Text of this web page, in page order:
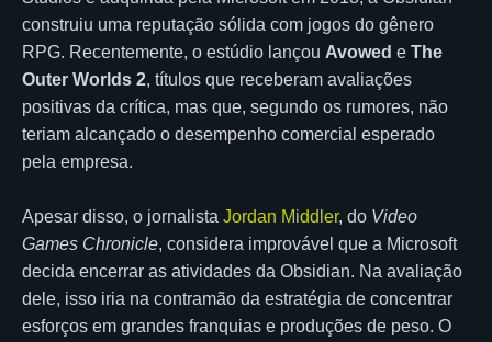
construiu uma reputação sólida com jogos do gênero
RPG. Recentemente, o estúdio lançou Avowed e The
Outer Worlds 2, títulos que receberam avaliações
positivas da crítica, mas que, segundo os rumores, não
teriam alcançado o desempenho comercial esperado
pela empresa.
Apesar disso, o jornalista Jordan Middler, do Video
Games Chronicle, considera improvável que a Microsoft
decida encerrar as atividades da Obsidian. Na avaliação
dele, isso iria na contramão da estratégia de concentrar
esforços em grandes franquias e produções de peso. O